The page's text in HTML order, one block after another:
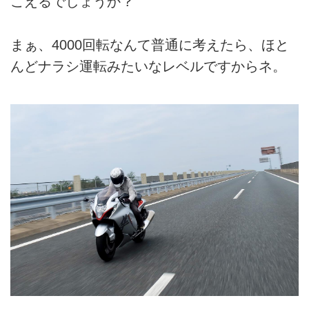
まぁ、4000回転なんて普通に考えたら、ほと
んどナラシ運転みたいなレベルですからネ。